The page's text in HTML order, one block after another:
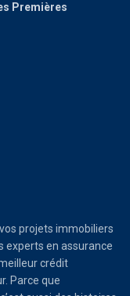
Premières
projets immobiliers
experts en assurance
crédit
Parce que